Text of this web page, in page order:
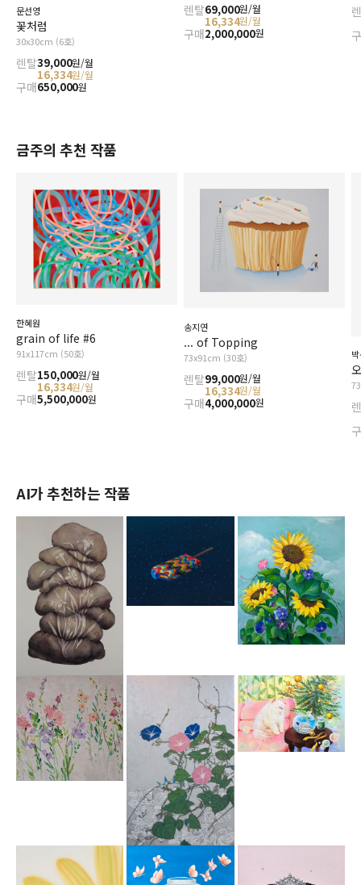
문선영
꽃처럼
30x30cm (6호)
렌탈39,000원/월
16,334원/월
구매650,000원
렌탈69,000원/월
16,334원/월
구매2,000,000원
금주의 추천 작품
한혜원
grain of life #6
91x117cm (50호)
렌탈150,000원/월
16,334원/월
구매5,500,000원
송지연
... of Topping
73x91cm (30호)
렌탈99,000원/월
16,334원/월
구매4,000,000원
AI가 추천하는 작품